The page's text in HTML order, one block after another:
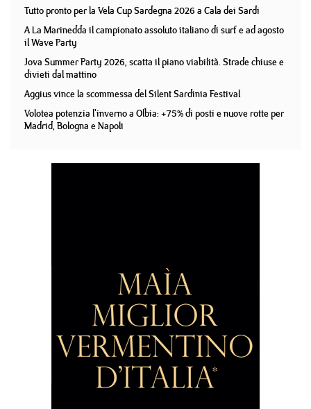
Tutto pronto per la Vela Cup Sardegna 2026 a Cala dei Sardi
A La Marinedda il campionato assoluto italiano di surf e ad agosto
il Wave Party
Jova Summer Party 2026, scatta il piano viabilità. Strade chiuse e
divieti dal mattino
Aggius vince la scommessa del Silent Sardinia Festival
Volotea potenzia l'inverno a Olbia: +75% di posti e nuove rotte per
Madrid, Bologna e Napoli